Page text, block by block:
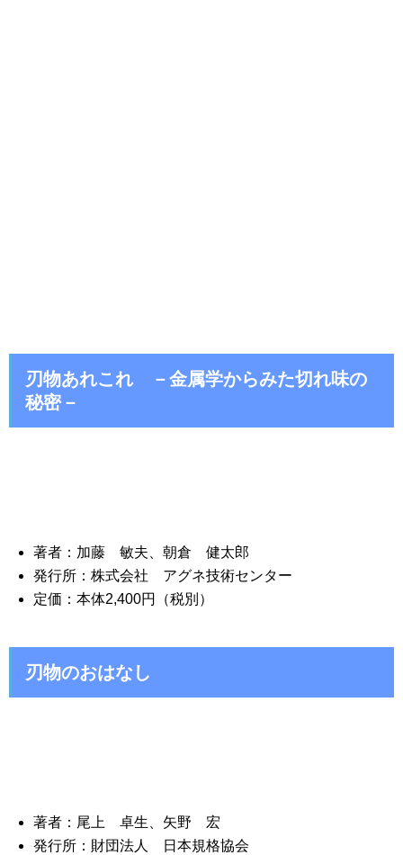
刃物あれこれ －金属学からみた切れ味の
秘密－
著者：加藤 敏夫、朝倉 健太郎
発行所：株式会社 アグネ技術センター
定価：本体2,400円（税別）
刃物のおはなし
著者：尾上 卓生、矢野 宏
発行所：財団法人 日本規格協会